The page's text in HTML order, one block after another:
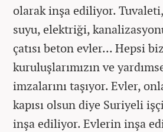
olarak inşa ediliyor.
suyu, elektriği,
çatısı beton evler... Hepsi
kuruluşlarımızın ve
imzalarını taşıyor. Evler,
kapısı olsun diye Suriyeli
inşa ediliyor. Evlerin inşa